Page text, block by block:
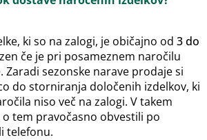
ki so na zalogi, je običajno od 3 do
če je pri posameznem naročilu
Zaradi sezonske narave prodaje si
do storniranja določenih izdelkov, ki
niso več na zalogi. V takem
tem pravočasno obvestili po
telefonu.